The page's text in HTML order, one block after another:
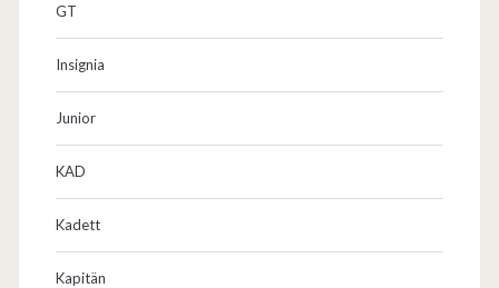
GT
Insignia
Junior
KAD
Kadett
Kapitän